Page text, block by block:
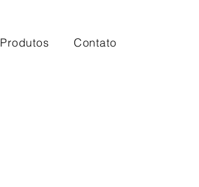
Produtos Contato